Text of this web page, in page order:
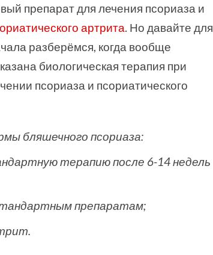
препарат для лечения псориаза и
артрита . Но давайте для
разберёмся, когда вообще
биологическая терапия при
псориаза и псориатического
бляшечного псориаза:
терапию после 6-14 недель
препаратам;